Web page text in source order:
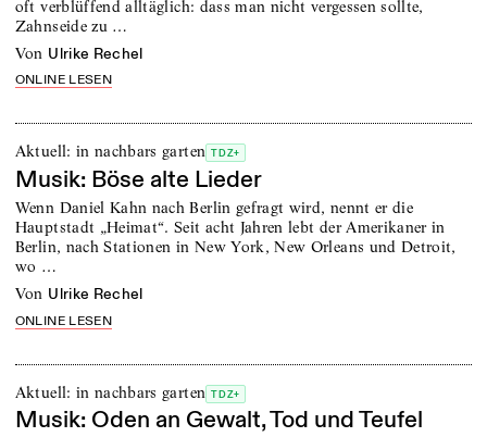
oft verblüffend alltäglich: dass man nicht vergessen sollte,
Zahnseide zu …
von Ulrike Rechel
ONLINE LESEN
Aktuell: in nachbars garten TDZ+
Musik: Böse alte Lieder
Wenn Daniel Kahn nach Berlin gefragt wird, nennt er die
Hauptstadt „Heimat“. Seit acht Jahren lebt der Amerikaner in
Berlin, nach Stationen in New York, New Orleans und Detroit,
wo …
von Ulrike Rechel
ONLINE LESEN
Aktuell: in nachbars garten TDZ+
Musik: Oden an Gewalt, Tod und Teufel